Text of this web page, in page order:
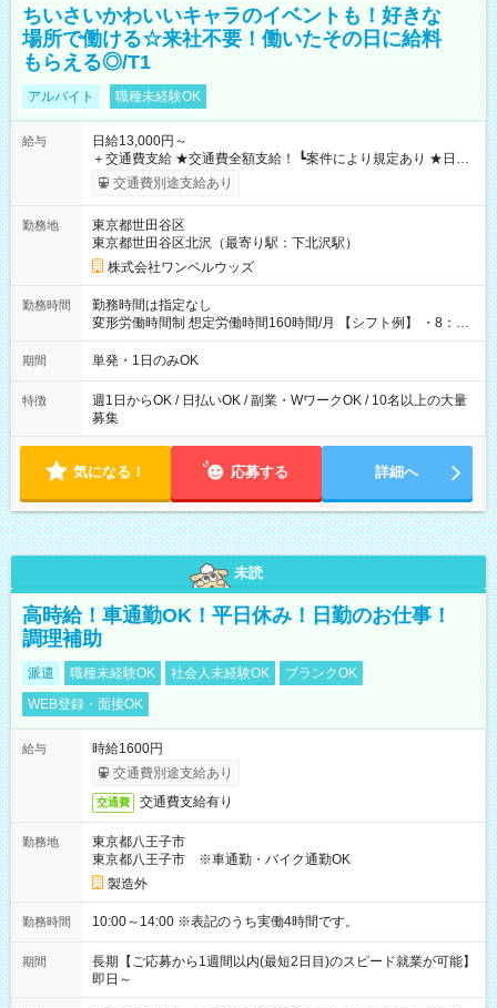
ちいさいかわいいキャラのイベントも！好きな
場所で働ける☆来社不要！働いたその日に給料
もらえる◎/T1
アルバイト 職種未経験OK
給与
日給13,000円～
＋交通費支給 ★交通費全額支給！ ┗案件により規定あり ★日払
いOK！（規定あり） ┗働いたその日に現金GET♪ お仕事後はコ
ンビニATMから 日払い分を引き落とせます！ 【試用期間】試
交通費別途支給あり
勤務地
東京都世田谷区
東京都世田谷区北沢（最寄り駅：下北沢駅）
株式会社ワンベルウッズ
勤務時間
勤務時間は指定なし
変形労働時間制 想定労働時間160時間/月 【シフト例】 ・8：00
～21：00
期間 単発・1日のみOK
特徴
週1日からOK / 日払いOK / 副業・WワークOK / 10名以上の大量
募集
気になる！ 応募する 詳細へ
未読
高時給！車通勤OK！平日休み！日勤のお仕事！
調理補助
派遣 職種未経験OK 社会人未経験OK
ブランクOK
WEB登録・面接OK
給与
時給1600円
交通費別途支給あり
交通費 交通費支給有り
勤務地
東京都八王子市
東京都八王子市 ※車通勤・バイク通勤OK
製造外
勤務時間 10:00～14:00 ※表記のうち実働4時間です。
期間
長期【ご応募から1週間以内(最短2日目)のスピード就業が可能】
即日～